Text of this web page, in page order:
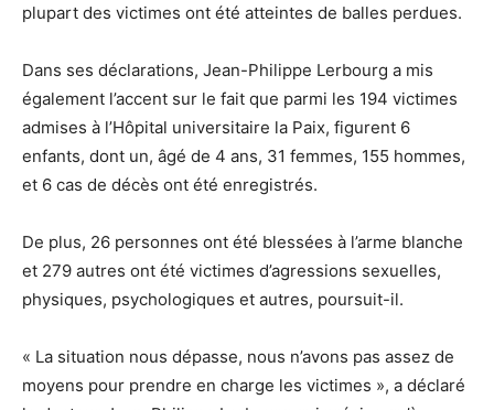
plupart des victimes ont été atteintes de balles perdues.
Dans ses déclarations, Jean-Philippe Lerbourg a mis
également l’accent sur le fait que parmi les 194 victimes
admises à l’Hôpital universitaire la Paix, figurent 6
enfants, dont un, âgé de 4 ans, 31 femmes, 155 hommes,
et 6 cas de décès ont été enregistrés.
De plus, 26 personnes ont été blessées à l’arme blanche
et 279 autres ont été victimes d’agressions sexuelles,
physiques, psychologiques et autres, poursuit-il.
« La situation nous dépasse, nous n’avons pas assez de
moyens pour prendre en charge les victimes », a déclaré